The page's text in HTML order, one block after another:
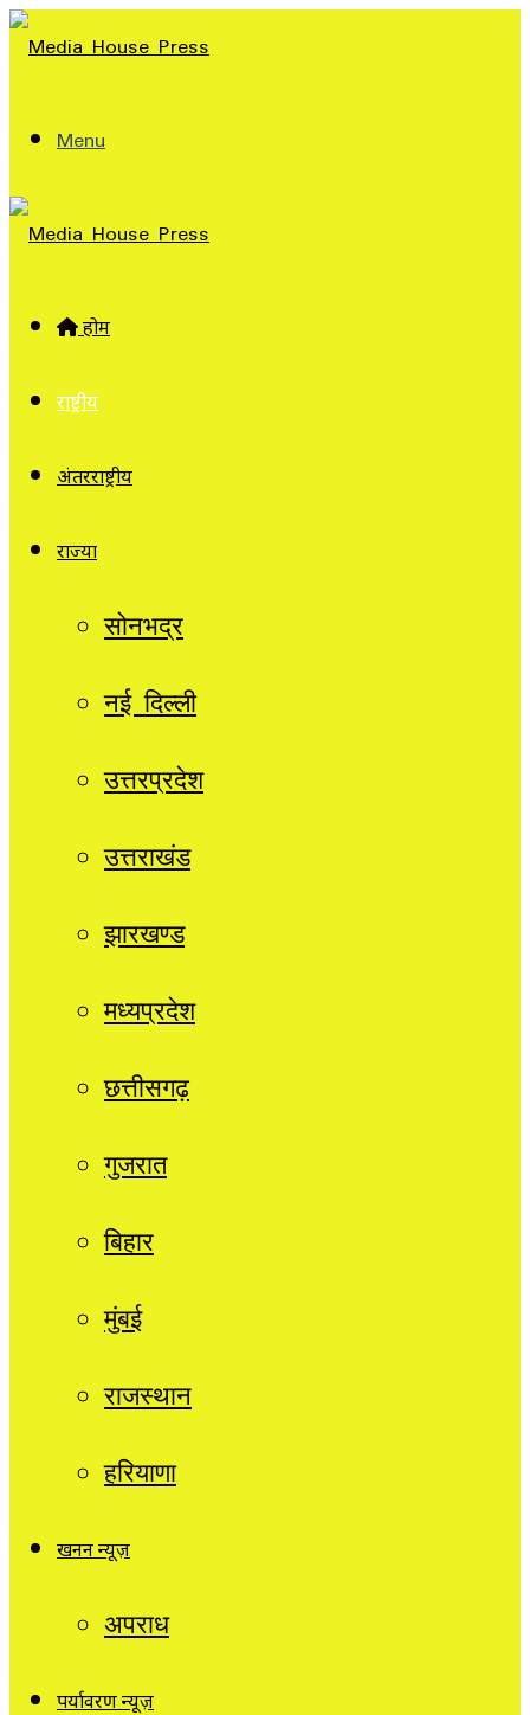
Menu
होम
राष्ट्रीय
अंतरराष्ट्रीय
राज्यों
सोनभद्र
नई दिल्ली
उत्तरप्रदेश
उत्तराखंड
झारखण्ड
मध्यप्रदेश
छत्तीसगढ़
गुजरात
बिहार
मुंबई
राजस्थान
हरियाणा
खनन न्यूज़
अपराध
पर्यावरण न्यूज़